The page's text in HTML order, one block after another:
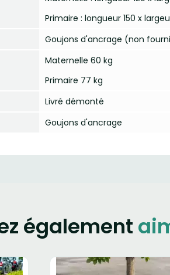
Primaire : longueur 150 x
Goujons d'ancrage (non
Maternelle 60 kg
Primaire 77 kg
Livré démonté
Goujons d'ancrage
également